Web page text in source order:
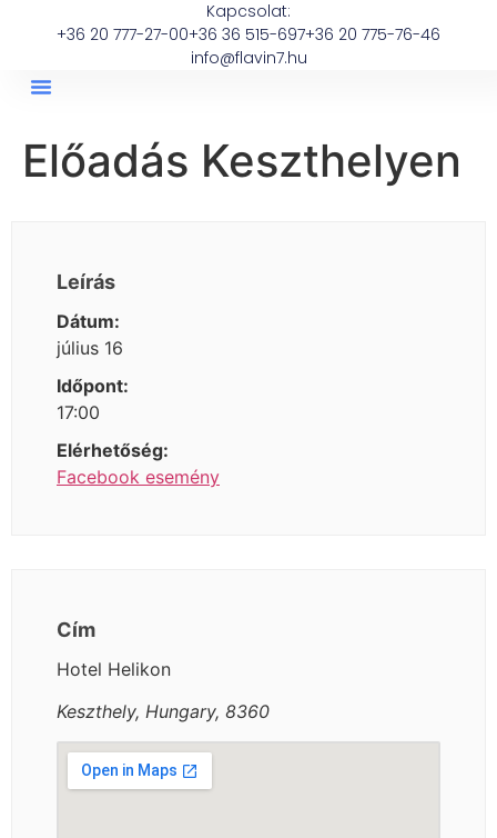
Kapcsolat:
+36 20 777-27-00+36 36 515-697+36 20 775-76-46
info@flavin7.hu
Előadás Keszthelyen
Leírás
Dátum:
július 16
Időpont:
17:00
Elérhetőség:
Facebook esemény
Cím
Hotel Helikon
Keszthely, Hungary, 8360